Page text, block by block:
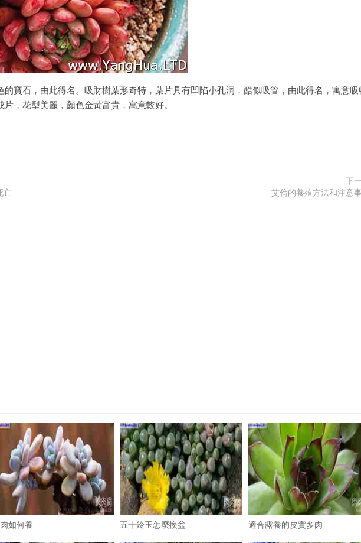
寶石，由此得名。吸財樹葉形奇特，葉片具有凹陷小孔洞，酷似吸管，由此得名，寓意吸
，花型美麗，顏色金黃富貴，寓意較好。
亡
下
艾倫的養殖方法和注意
如何養 五十鈴玉怎麼換盆 適合露養的皮實多肉